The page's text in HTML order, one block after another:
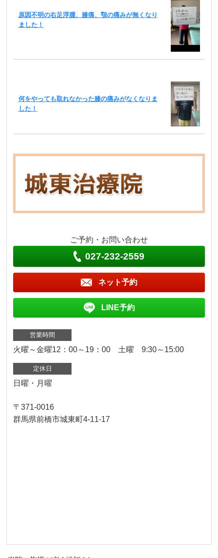
原因不明の右足浮腫、膝痛、顎の痛みが無くなり
ました！
何をやっても取れなかった膝の痛みがなくなりま
した！
ご予約・お問い合わせ
027-232-2559
ネット予約
LINE予約
営業時間
火曜～金曜12：00～19：00 土曜 9:30～15:00
定休日
日曜・月曜
〒371-0016
群馬県前橋市城東町4-11-17